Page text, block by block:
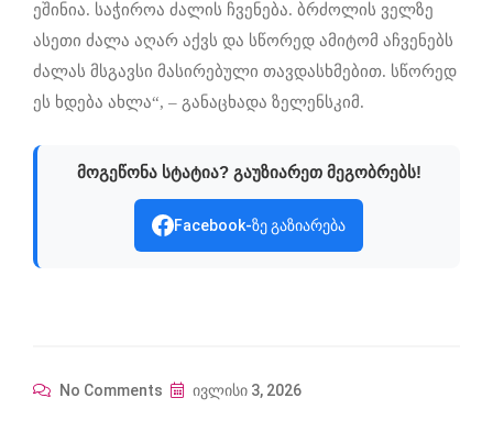
ეშინია. საჭიროა ძალის ჩვენება. ბრძოლის ველზე
ასეთი ძალა აღარ აქვს და სწორედ ამიტომ აჩვენებს
ძალას მსგავსი მასირებული თავდასხმებით. სწორედ
ეს ხდება ახლა“, – განაცხადა ზელენსკიმ.
მოგეწონა სტატია? გაუზიარეთ მეგობრებს!
Facebook-ზე გაზიარება
No Comments ივლისი 3, 2026